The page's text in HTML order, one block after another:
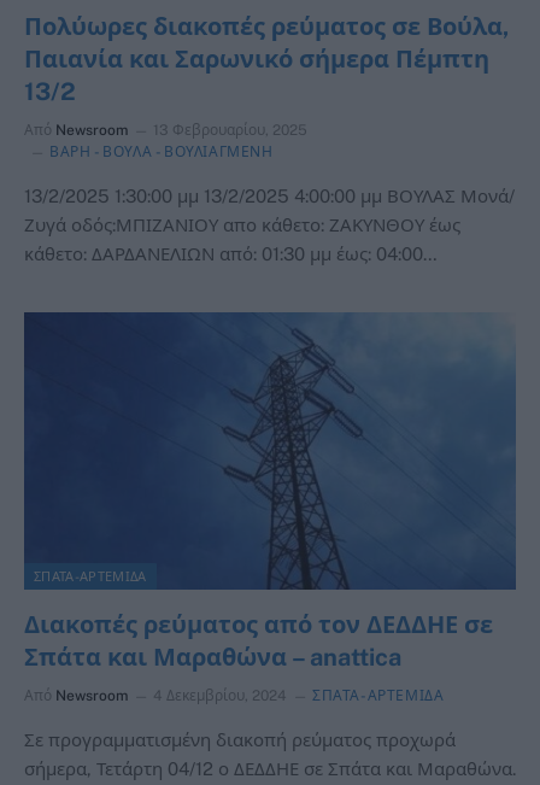
Πολύωρες διακοπές ρεύματος σε Βούλα,
Παιανία και Σαρωνικό σήμερα Πέμπτη
13/2
Από Newsroom
13 Φεβρουαρίου, 2025
ΒΑΡΗ - ΒΟΥΛΑ - ΒΟΥΛΙΑΓΜΕΝΗ
13/2/2025 1:30:00 μμ 13/2/2025 4:00:00 μμ ΒΟΥΛΑΣ Μονά/
Ζυγά οδός:ΜΠΙΖΑΝΙΟΥ απο κάθετο: ΖΑΚΥΝΘΟΥ έως
κάθετο: ΔΑΡΔΑΝΕΛΙΩΝ από: 01:30 μμ έως: 04:00…
ΣΠΑΤΑ-ΑΡΤΕΜΙΔΑ
Διακοπές ρεύματος από τον ΔΕΔΔΗΕ σε
Σπάτα και Μαραθώνα – anattica
Από Newsroom 4 Δεκεμβρίου, 2024 ΣΠΑΤΑ-ΑΡΤΕΜΙΔΑ
Σε προγραμματισμένη διακοπή ρεύματος προχωρά
σήμερα, Τετάρτη 04/12 ο ΔΕΔΔΗΕ σε Σπάτα και Μαραθώνα.